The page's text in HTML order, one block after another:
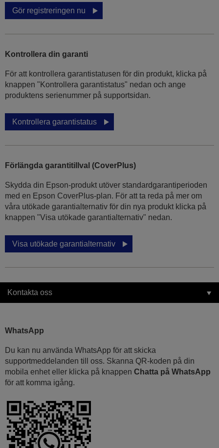
Gör registreringen nu
Kontrollera din garanti
För att kontrollera garantistatusen för din produkt, klicka på
knappen "Kontrollera garantistatus" nedan och ange
produktens serienummer på supportsidan.
Kontrollera garantistatus
Förlängda garantitillval (CoverPlus)
Skydda din Epson-produkt utöver standardgarantiperioden
med en Epson CoverPlus-plan. För att ta reda på mer om
våra utökade garantialternativ för din nya produkt klicka på
knappen "Visa utökade garantialternativ" nedan.
Visa utökade garantialternativ
Kontakta oss
WhatsApp
Du kan nu använda WhatsApp för att skicka
supportmeddelanden till oss. Skanna QR-koden på din
mobila enhet eller klicka på knappen Chatta på WhatsApp
för att komma igång.